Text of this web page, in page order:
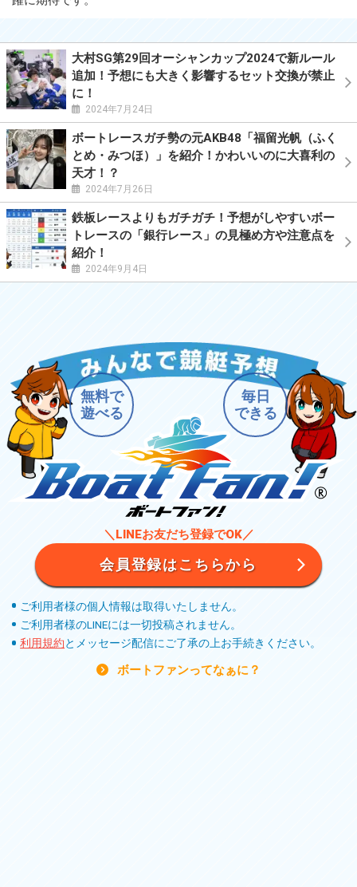
大村SG第29回オーシャンカップ2024で新ルール
追加！予想にも大きく影響するセット交換が禁止
に！
2024年7月24日
ボートレースガチ勢の元AKB48「福留光帆（ふく
とめ・みつほ）」を紹介！かわいいのに大喜利の
天才！？
2024年7月26日
鉄板レースよりもガチガチ！予想がしやすいボー
トレースの「銀行レース」の見極め方や注意点を
紹介！
2024年9月4日
無料で
遊べる
毎日
できる
＼LINEお友だち登録でOK／
会員登録はこちらから
ご利用者様の個人情報は取得いたしません。
ご利用者様のLINEには一切投稿されません。
利用規約とメッセージ配信にご了承の上お手続きください。
ボートファンってなぁに？